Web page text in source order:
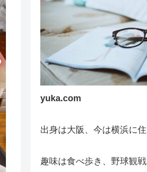
yuka.com
出身は大阪、今は横浜に住
趣味は食べ歩き、野球観